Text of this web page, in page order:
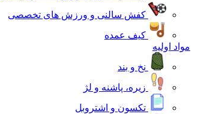
کفش سالنی و ورزش های تخصصی
کیف عمده
مواد اولیه
نخ و بند
زیره، پاشنه و لژ
تکسون و اشتروبل